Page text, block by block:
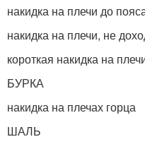
накидка на плечи до
накидка на плечи, не
короткая накидка на
БУРКА
накидка на плечах горца
ШАЛЬ